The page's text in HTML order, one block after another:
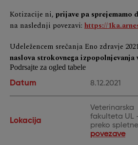
Kotizacije ni, prijave pa sprejemamo
na naslednji povezavi: https://
Udeležencem srečanja Eno zdravje
naslova strokovnega izpopolnjevanja
Podrsajte za ogled tabele
Datum
8.12.2021
Lokacija
Veterinarska
fakulteta UL
preko spletne
povezave